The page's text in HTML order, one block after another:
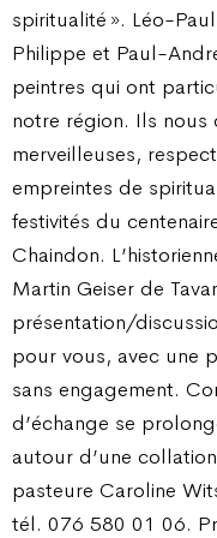
spiritualité ». Léo-
Philippe et Paul-
peintres qui ont
notre région. Ils
merveilleuses,
empreintes de
festivités du
Chaindon.
Martin Geiser de
présentation/
pour vous, avec une
sans engagement.
d’échange se
autour d’une
pasteure Caroline
tél. 076 580 01 06.